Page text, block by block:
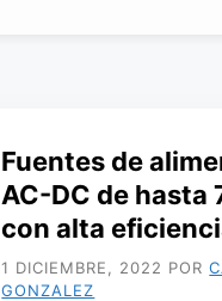
Fuentes de
AC-DC de hasta
con alta
1 DICIEMBRE, 2022 POR
GONZALEZ